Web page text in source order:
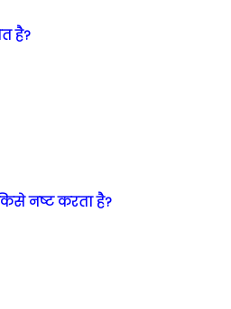
है?
नष्ट करता है?